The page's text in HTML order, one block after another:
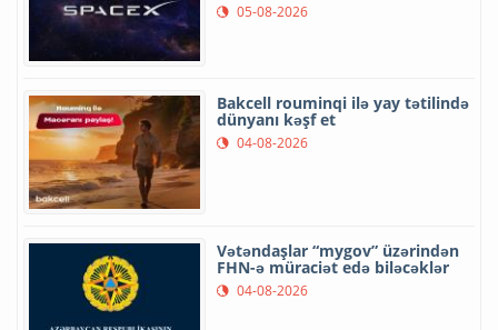
05-08-2026
Bakcell rouminqi ilə yay tətilində
dünyanı kəşf et
04-08-2026
Vətəndaşlar “mygov” üzərindən
FHN-ə müraciət edə biləcəklər
04-08-2026